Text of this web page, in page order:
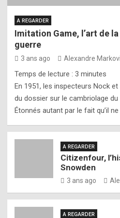
A REGARDER
Imitation Game, l’art de
guerre
3 ans ago Alexandre
Temps de lecture : 3 minutes
En 1951, les inspecteurs Nock
du dossier sur le cambriolage du
Étonnés autant par le fait qu’il
A REGARDER
Citizenfour,
Snowden
3 ans ago
A REGARDER